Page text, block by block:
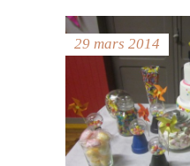
29 mars 2014